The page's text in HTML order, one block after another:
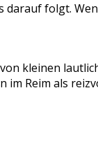
darauf folgt.
kleinen
im Reim als